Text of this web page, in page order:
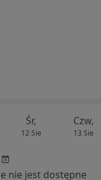
Śr,
12 Sie
Czw,
13 Sie
nie jest dostępne